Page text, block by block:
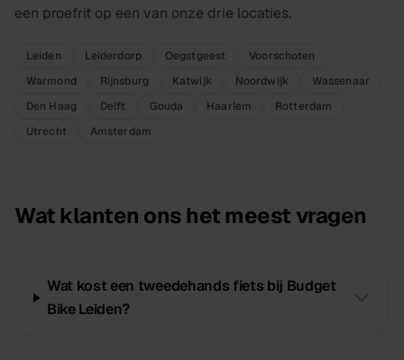
een proefrit op een van onze drie locaties.
Leiden Leiderdorp Oegstgeest
Voorschoten
Warmond
Rijnsburg Katwijk Noordwijk
Wassenaar
Den Haag
Delft Gouda Haarlem
Rotterdam
Utrecht
Amsterdam
Wat klanten ons het meest vragen
Wat kost een tweedehands fiets bij Budget
Bike Leiden?